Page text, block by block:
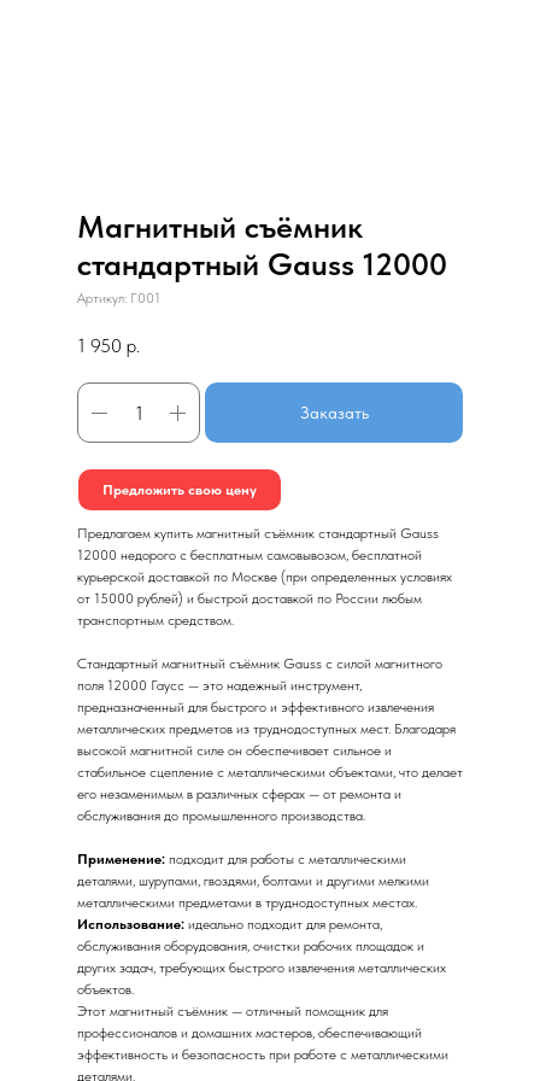
Магнитный съёмник
стандартный Gauss 12000
Артикул: Г001
1 950 р.
Заказать
Предложить свою цену
Предлагаем купить магнитный съёмник стандартный Gauss
12000 недорого с бесплатным самовывозом, бесплатной
курьерской доставкой по Москве (при определенных условиях
от 15000 рублей) и быстрой доставкой по России любым
транспортным средством.
Стандартный магнитный съёмник Gauss с силой магнитного
поля 12000 Гаусс — это надежный инструмент,
предназначенный для быстрого и эффективного извлечения
металлических предметов из труднодоступных мест. Благодаря
высокой магнитной силе он обеспечивает сильное и
стабильное сцепление с металлическими объектами, что делает
его незаменимым в различных сферах — от ремонта и
обслуживания до промышленного производства.
Применение: подходит для работы с металлическими
деталями, шурупами, гвоздями, болтами и другими мелкими
металлическими предметами в труднодоступных местах.
Использование: идеально подходит для ремонта,
обслуживания оборудования, очистки рабочих площадок и
других задач, требующих быстрого извлечения металлических
объектов.
Этот магнитный съёмник — отличный помощник для
профессионалов и домашних мастеров, обеспечивающий
эффективность и безопасность при работе с металлическими
деталями.